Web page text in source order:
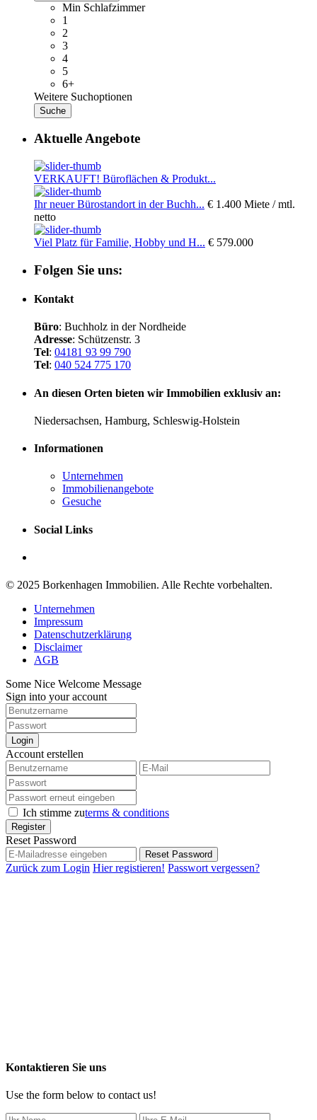
Min Schlafzimmer
1
2
3
4
5
6+
Weitere Suchoptionen
Suche
Aktuelle Angebote
VERKAUFT! Büroflächen & Produkt...
Ihr neuer Bürostandort in der Buchh... € 1.400 Miete / mtl.
netto
Viel Platz für Familie, Hobby und H... € 579.000
Folgen Sie uns:
Kontakt
Büro: Buchholz in der Nordheide
Adresse: Schützenstr. 3
Tel: 04181 93 99 790
Tel: 040 524 775 170
An diesen Orten bieten wir Immobilien exklusiv an:
Niedersachsen, Hamburg, Schleswig-Holstein
Informationen
Unternehmen
Immobilienangebote
Gesuche
Social Links
© 2025 Borkenhagen Immobilien. Alle Rechte vorbehalten.
Unternehmen
Impressum
Datenschutzerklärung
Disclaimer
AGB
Some Nice Welcome Message
Sign into your account
Login
Account erstellen
Ich stimme zuterms & conditions
Register
Reset Password
Reset Password
Zurück zum Login Hier registieren! Passwort vergessen?
Kontaktieren Sie uns
Use the form below to contact us!